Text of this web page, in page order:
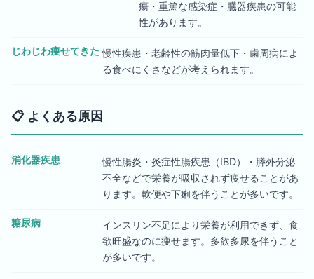
瘍・重篤な感染症・臓器疾患の可能
性があります。
じわじわ痩せてきた 慢性疾患・老齢性の筋肉量低下・歯周病によ
る食べにくさなどが考えられます。
📋 よくある原因
消化器疾患
慢性腸炎・炎症性腸疾患（IBD）・膵外分泌
不全などで栄養が吸収されず痩せることがあ
ります。軟便や下痢を伴うことが多いです。
糖尿病
インスリン不足により栄養が利用できず、食
欲旺盛なのに痩せます。多飲多尿を伴うこと
が多いです。